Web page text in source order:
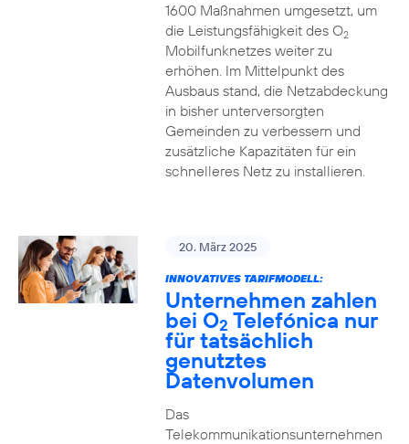
1600 Maßnahmen umgesetzt, um
die Leistungsfähigkeit des O2
Mobilfunknetzes weiter zu
erhöhen. Im Mittelpunkt des
Ausbaus stand, die Netzabdeckung
in bisher unterversorgten
Gemeinden zu verbessern und
zusätzliche Kapazitäten für ein
schnelleres Netz zu installieren.
20. März 2025
INNOVATIVES TARIFMODELL:
Unternehmen zahlen
bei O2 Telefónica nur
für tatsächlich
genutztes
Datenvolumen
Das
Telekommunikationsunternehmen